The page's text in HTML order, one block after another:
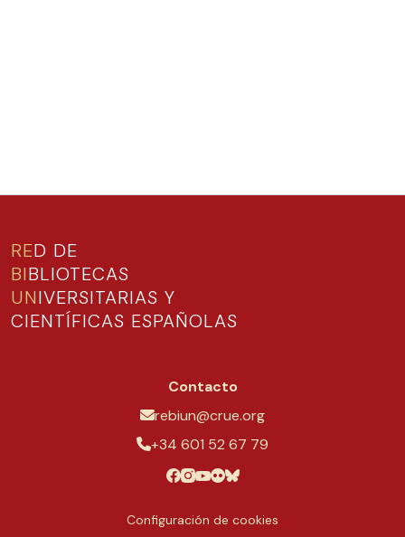
RED DE
BIBLIOTECAS
UNIVERSITARIAS Y
CIENTÍFICAS ESPAÑOLAS
Contacto
rebiun@crue.org
+34 601 52 67 79
Configuración de cookies